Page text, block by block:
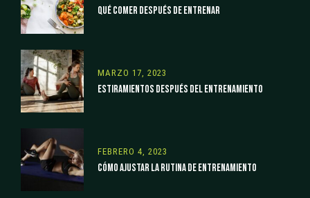
QUÉ COMER DESPUÉS DE ENTRENAR
ESTIRAMIENTOS DESPUÉS DEL ENTRENAMIENTO
MARZO 17, 2023
CÓMO AJUSTAR LA RUTINA DE ENTRENAMIENTO
FEBRERO 4, 2023